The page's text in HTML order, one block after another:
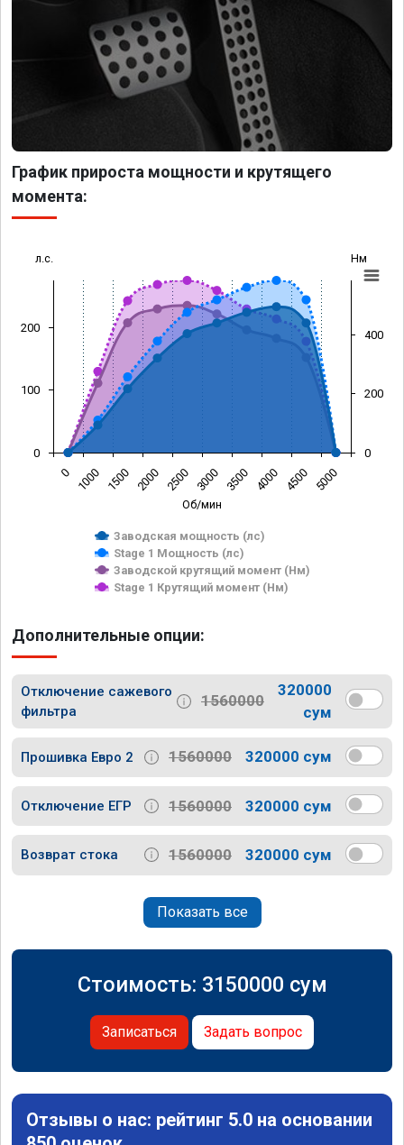
График прироста мощности и крутящего
момента:
Об/мин
л.с. Нм
Заводская мощность (лс)
Stage 1 Мощность (лс)
Заводской крутящий момент (Нм)
Stage 1 Крутящий момент (Нм)
0 1000 1500 2000 2500 3000 3500 4000 4500 5000
0
100
200
0
200
400
Дополнительные опции:
Отключение сажевого
фильтра
1560000
320000
сум
Прошивка Евро 2 1560000 320000 сум
Отключение ЕГР 1560000 320000 сум
Возврат стока 1560000 320000 сум
Показать все
Стоимость: 3150000 сум
Записаться Задать вопрос
Отзывы о нас: рейтинг 5.0 на основании